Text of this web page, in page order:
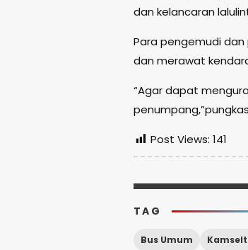
dan kelancaran
Para pengemudi
dan merawat
“Agar dapat
Post Views: 141
TAG
Bus Umum